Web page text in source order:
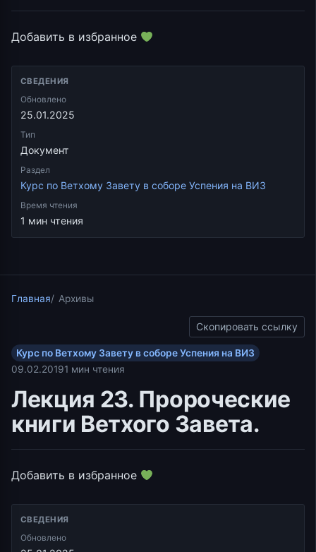
Добавить в избранное
СВЕДЕНИЯ
Обновлено
25.01.2025
Тип
Документ
Раздел
Курс по Ветхому Завету в соборе Успения на ВИЗ
Время чтения
1 мин чтения
Главная Архивы
Скопировать ссылку
Курс по Ветхому Завету в соборе Успения на ВИЗ
09.02.20191 мин чтения
Лекция 23. Пророческие
книги Ветхого Завета.
Добавить в избранное
СВЕДЕНИЯ
Обновлено